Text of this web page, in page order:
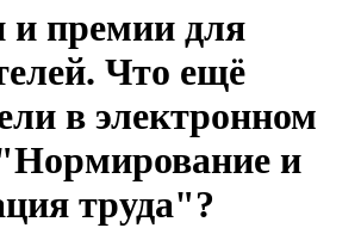
и премии для
Что ещё
в электронном
и
труда"?